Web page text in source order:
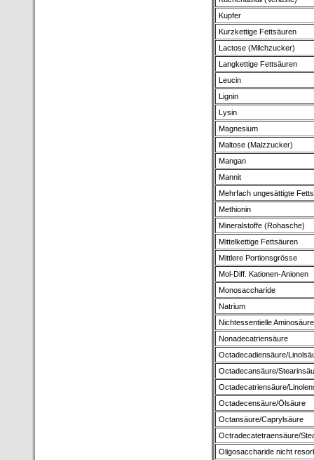
Kupfer
Kurzkettige Fettsäuren
Lactose (Milchzucker)
Langkettige Fettsäuren
Leucin
Lignin
Lysin
Magnesium
Maltose (Malzzucker)
Mangan
Mannit
Mehrfach ungesättigte
Methionin
Mineralstoffe (Rohasche)
Mittelkettige Fettsäuren
Mittlere Portionsgrösse
Mol-Diff. Kationen-Anionen
Monosaccharide
Natrium
Nichtessentielle
Nonadecatriensäure
Octadecadiensäure/
Octadecansäure/
Octadecatriensäure/
Octadecensäure/Ölsäure
Octansäure/Caprylsäure
Octradecatetraensäure/
Oligosaccharide nicht